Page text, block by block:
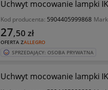
Uchwyt mocowanie lampki
Kod producenta: 5904405999868
OFERTA ZALLEGRO
27,50 zł
SPRZEDAJĄCY: OSOBA PRYWATNA
Uchwyt mocowanie lampki